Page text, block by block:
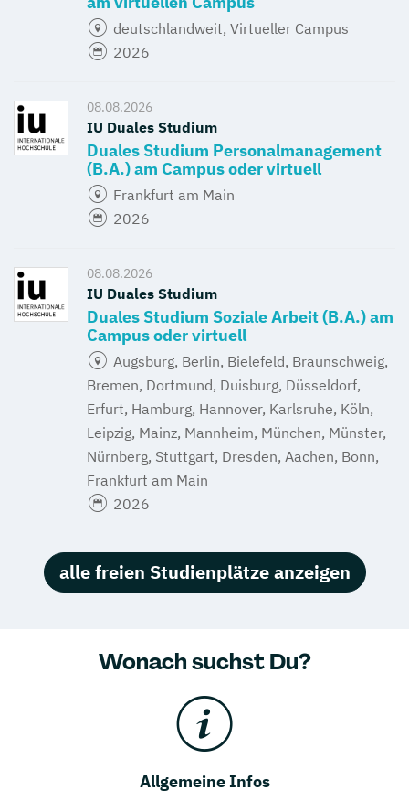
deutschlandweit, Virtueller Campus
2026
08.08.2026
IU Duales Studium
Duales Studium Personalmanagement
(B.A.) am Campus oder virtuell
Frankfurt am Main
2026
08.08.2026
IU Duales Studium
Duales Studium Soziale Arbeit (B.A.) am
Campus oder virtuell
Augsburg, Berlin, Bielefeld, Braunschweig,
Bremen, Dortmund, Duisburg, Düsseldorf,
Erfurt, Hamburg, Hannover, Karlsruhe, Köln,
Leipzig, Mainz, Mannheim, München, Münster,
Nürnberg, Stuttgart, Dresden, Aachen, Bonn,
Frankfurt am Main
2026
alle freien Studienplätze anzeigen
Wonach suchst Du?
Allgemeine Infos